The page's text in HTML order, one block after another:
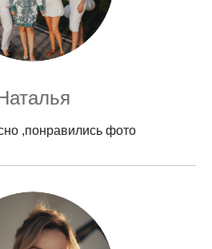
,понравились фото